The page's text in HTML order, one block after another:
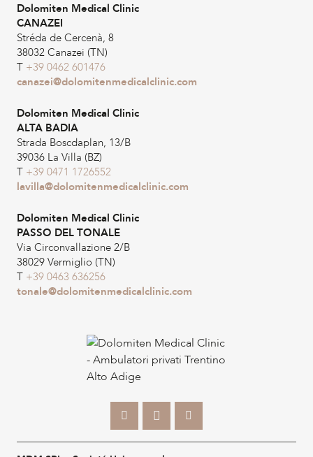
Dolomiten Medical Clinic
CANAZEI
Stréda de Cercenà, 8
38032 Canazei (TN)
T +39 0462 601476
canazei@dolomitenmedicalclinic.com
Dolomiten Medical Clinic
ALTA BADIA
Strada Boscdaplan, 13/B
39036 La Villa (BZ)
T +39 0471 1726552
lavilla@dolomitenmedicalclinic.com
Dolomiten Medical Clinic
PASSO DEL TONALE
Via Circonvallazione 2/B
38029 Vermiglio (TN)
T +39 0463 636256
tonale@dolomitenmedicalclinic.com